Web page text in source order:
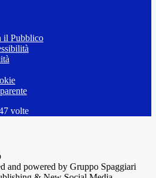
il Pubblico
volte
and powered by Gruppo Spaggiari